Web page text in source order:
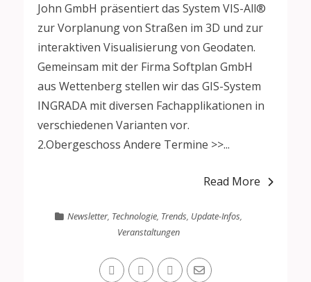
John GmbH präsentiert das System VIS-All®
zur Vorplanung von Straßen im 3D und zur
interaktiven Visualisierung von Geodaten.
Gemeinsam mit der Firma Softplan GmbH
aus Wettenberg stellen wir das GIS-System
INGRADA mit diversen Fachapplikationen in
verschiedenen Varianten vor.
2.Obergeschoss Andere Termine >>...
Read More
Newsletter, Technologie, Trends, Update-Infos,
Veranstaltungen